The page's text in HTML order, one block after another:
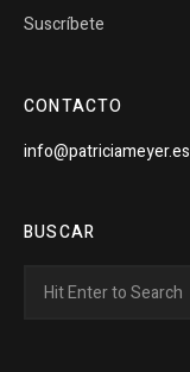
Suscríbete
CONTACTO
info@patriciameyer.es
BUSCAR
for: